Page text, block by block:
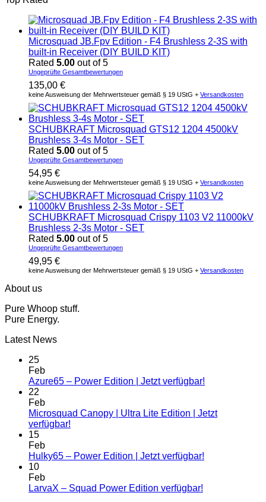
Microsquad JB.Fpv Edition - F4 Brushless 2-3S with
built-in Receiver (DIY BUILD KIT)
Rated 5.00 out of 5
Ungeprüfte Gesamtbewertungen
135,00 €
keine Ausweisung der Mehrwertsteuer gemäß § 19 UStG + Versandkosten
SCHUBKRAFT Microsquad GTS12 1204 4500kV
Brushless 3-4s Motor - SET
Rated 5.00 out of 5
Ungeprüfte Gesamtbewertungen
54,95 €
keine Ausweisung der Mehrwertsteuer gemäß § 19 UStG + Versandkosten
SCHUBKRAFT Microsquad Crispy 1103 V2 11000kV
Brushless 2-3s Motor - SET
Rated 5.00 out of 5
Ungeprüfte Gesamtbewertungen
49,95 €
keine Ausweisung der Mehrwertsteuer gemäß § 19 UStG + Versandkosten
About us
Pure Whoop stuff.
Pure Energy.
Latest News
25
Feb
Azure65 – Power Edition | Jetzt verfügbar!
22
Feb
Microsquad Canopy | Ultra Lite Edition | Jetzt
verfügbar!
15
Feb
Hulky65 – Power Edition | Jetzt verfügbar!
10
Feb
LarvaX – Squad Power Edition verfügbar!